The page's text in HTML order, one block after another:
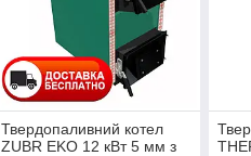
Твердопаливний котел
ZUBR EKO 12 кВт 5 мм з